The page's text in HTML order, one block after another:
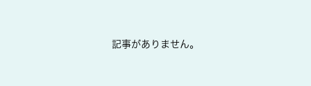
記事がありません。